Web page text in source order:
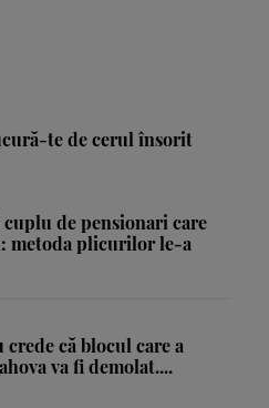
te de cerul însorit
de pensionari care
metoda plicurilor le-a
că blocul care a
va fi demolat....